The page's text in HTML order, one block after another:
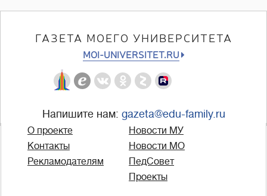
ГАЗЕТА МОЕГО УНИВЕРСИТЕТА
MOI-UNIVERSITET.RU
Напишите нам: gazeta@edu-family.ru
О проекте
Контакты
Рекламодателям
Новости МУ
Новости МО
ПедСовет
Проекты